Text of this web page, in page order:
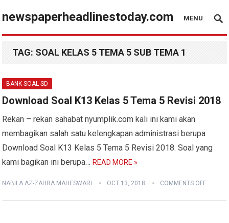
newspaperheadlinestoday.com MENU
TAG: SOAL KELAS 5 TEMA 5 SUB TEMA 1
BANK SOAL SD
Download Soal K13 Kelas 5 Tema 5 Revisi 2018
Rekan – rekan sahabat nyumplik.com kali ini kami akan
membagikan salah satu kelengkapan administrasi berupa
Download Soal K13 Kelas 5 Tema 5 Revisi 2018. Soal yang
kami bagikan ini berupa…READ MORE »
NABILA AZ-ZAHRA MAHESWARI OCT 13, 2018 COMMENTS OFF